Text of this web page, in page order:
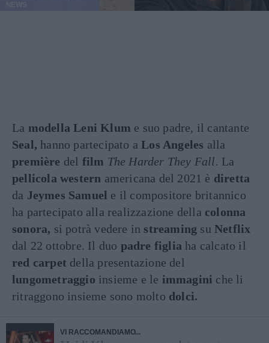
La modella Leni Klum e suo padre, il cantante
Seal, hanno partecipato aLos Angeles alla
première del film The Harder They Fall. La
pellicola western americana del 2021 è diretta
da Jeymes Samuel e il compositore britannico
ha partecipato alla realizzazione della colonna
sonora, si potrà vedere in streaming suNetflix
dal 22 ottobre. Il duo padre figlia ha calcato il
red carpet della presentazione del
lungometraggio insieme e le immagini che li
ritraggono insieme sono molto dolci.
VI RACCOMANDIAMO...